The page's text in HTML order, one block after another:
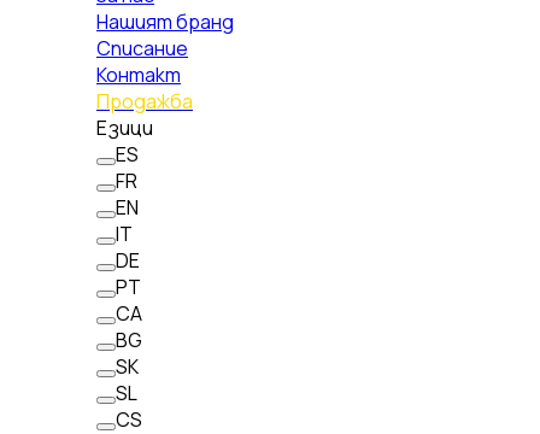
Нашият бранд
Списание
Контакт
Продажба
Езици
ES
FR
EN
IT
DE
PT
CA
BG
SK
SL
CS